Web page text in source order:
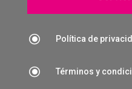
\ Política de
\ Términos y